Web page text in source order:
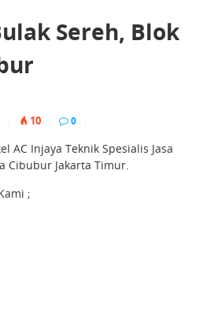
Sereh, Blok
10 0
AC Injaya Teknik Spesialis Jasa
Cibubur Jakarta Timur.
;